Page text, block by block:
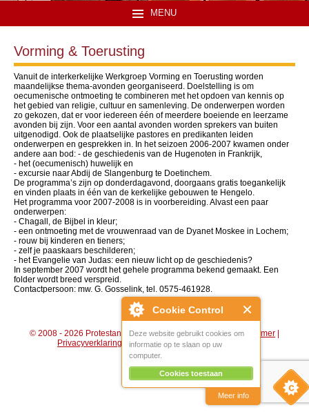
Cookie Control
Deze website gebruikt cookies om
informatie op te slaan op uw
computer.
Cookies toestaan
Meer info
MENU
Vorming & Toerusting
Vanuit de interkerkelijke Werkgroep Vorming en Toerusting worden
maandelijkse thema-avonden georganiseerd. Doelstelling is om
oecumenische ontmoeting te combineren met het opdoen van kennis op
het gebied van religie, cultuur en samenleving. De onderwerpen worden
zo gekozen, dat er voor iedereen één of meerdere boeiende en leerzame
avonden bij zijn. Voor een aantal avonden worden sprekers van buiten
uitgenodigd. Ook de plaatselijke pastores en predikanten leiden
onderwerpen en gesprekken in. In het seizoen 2006-2007 kwamen onder
andere aan bod: - de geschiedenis van de Hugenoten in Frankrijk,
- het (oecumenisch) huwelijk en
- excursie naar Abdij de Slangenburg te Doetinchem.
De programma’s zijn op donderdagavond, doorgaans gratis toegankelijk
en vinden plaats in één van de kerkelijke gebouwen te Hengelo.
Het programma voor 2007-2008 is in voorbereiding. Alvast een paar
onderwerpen:
- Chagall, de Bijbel in kleur;
- een ontmoeting met de vrouwenraad van de Dyanet Moskee in Lochem;
- rouw bij kinderen en tieners;
- zelf je paaskaars beschilderen;
- het Evangelie van Judas: een nieuw licht op de geschiedenis?
In september 2007 wordt het gehele programma bekend gemaakt. Een
folder wordt breed verspreid.
Contactpersoon: mw. G. Gosselink, tel. 0575-461928.
© 2008 - 2026 Protestantse Gemeente Hengelo (Gld) |Disclaimer |
Privacyverklaring
Algemene voorwaarden|